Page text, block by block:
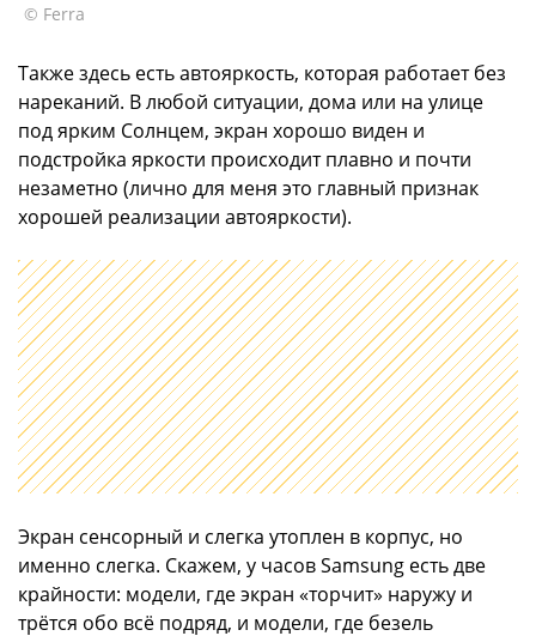
© Ferra
Также здесь есть автояркость, которая работает без
нареканий. В любой ситуации, дома или на улице
под ярким Солнцем, экран хорошо виден и
подстройка яркости происходит плавно и почти
незаметно (лично для меня это главный признак
хорошей реализации автояркости).
Экран сенсорный и слегка утоплен в корпус, но
именно слегка. Скажем, у часов Samsung есть две
крайности: модели, где экран «торчит» наружу и
трётся обо всё подряд, и модели, где безель